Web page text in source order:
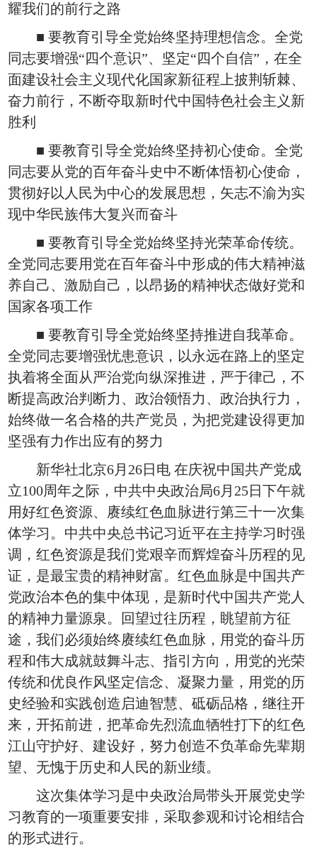
耀我们的前行之路
■ 要教育引导全党始终坚持理想信念。全党
同志要增强“四个意识”、坚定“四个自信”，在全
面建设社会主义现代化国家新征程上披荆斩棘、
奋力前行，不断夺取新时代中国特色社会主义新
胜利
■ 要教育引导全党始终坚持初心使命。全党
同志要从党的百年奋斗史中不断体悟初心使命，
贯彻好以人民为中心的发展思想，矢志不渝为实
现中华民族伟大复兴而奋斗
■ 要教育引导全党始终坚持光荣革命传统。
全党同志要用党在百年奋斗中形成的伟大精神滋
养自己、激励自己，以昂扬的精神状态做好党和
国家各项工作
■ 要教育引导全党始终坚持推进自我革命。
全党同志要增强忧患意识，以永远在路上的坚定
执着将全面从严治党向纵深推进，严于律己，不
断提高政治判断力、政治领悟力、政治执行力，
始终做一名合格的共产党员，为把党建设得更加
坚强有力作出应有的努力
新华社北京6月26日电 在庆祝中国共产党成
立100周年之际，中共中央政治局6月25日下午就
用好红色资源、赓续红色血脉进行第三十一次集
体学习。中共中央总书记习近平在主持学习时强
调，红色资源是我们党艰辛而辉煌奋斗历程的见
证，是最宝贵的精神财富。红色血脉是中国共产
党政治本色的集中体现，是新时代中国共产党人
的精神力量源泉。回望过往历程，眺望前方征
途，我们必须始终赓续红色血脉，用党的奋斗历
程和伟大成就鼓舞斗志、指引方向，用党的光荣
传统和优良作风坚定信念、凝聚力量，用党的历
史经验和实践创造启迪智慧、砥砺品格，继往开
来，开拓前进，把革命先烈流血牺牲打下的红色
江山守护好、建设好，努力创造不负革命先辈期
望、无愧于历史和人民的新业绩。
这次集体学习是中央政治局带头开展党史学
习教育的一项重要安排，采取参观和讨论相结合
的形式进行。